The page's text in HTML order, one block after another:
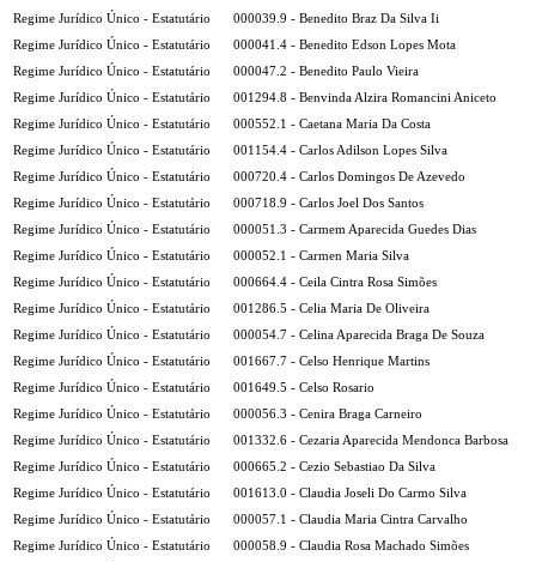
Regime Jurídico Único - Estatutário
000039.9 - Benedito Braz Da Silva Ii
Regime Jurídico Único - Estatutário
000041.4 - Benedito Edson Lopes Mota
Regime Jurídico Único - Estatutário
000047.2 - Benedito Paulo Vieira
Regime Jurídico Único - Estatutário
001294.8 - Benvinda Alzira Romancini Aniceto
Regime Jurídico Único - Estatutário
000552.1 - Caetana Maria Da Costa
Regime Jurídico Único - Estatutário
001154.4 - Carlos Adilson Lopes Silva
Regime Jurídico Único - Estatutário
000720.4 - Carlos Domingos De Azevedo
Regime Jurídico Único - Estatutário
000718.9 - Carlos Joel Dos Santos
Regime Jurídico Único - Estatutário
000051.3 - Carmem Aparecida Guedes Dias
Regime Jurídico Único - Estatutário
000052.1 - Carmen Maria Silva
Regime Jurídico Único - Estatutário
000664.4 - Ceila Cintra Rosa Simões
Regime Jurídico Único - Estatutário
001286.5 - Celia Maria De Oliveira
Regime Jurídico Único - Estatutário
000054.7 - Celina Aparecida Braga De Souza
Regime Jurídico Único - Estatutário
001667.7 - Celso Henrique Martins
Regime Jurídico Único - Estatutário
001649.5 - Celso Rosario
Regime Jurídico Único - Estatutário
000056.3 - Cenira Braga Carneiro
Regime Jurídico Único - Estatutário
001332.6 - Cezaria Aparecida Mendonca Barbosa
Regime Jurídico Único - Estatutário
000665.2 - Cezio Sebastiao Da Silva
Regime Jurídico Único - Estatutário
001613.0 - Claudia Joseli Do Carmo Silva
Regime Jurídico Único - Estatutário
000057.1 - Claudia Maria Cintra Carvalho
Regime Jurídico Único - Estatutário
000058.9 - Claudia Rosa Machado Simões